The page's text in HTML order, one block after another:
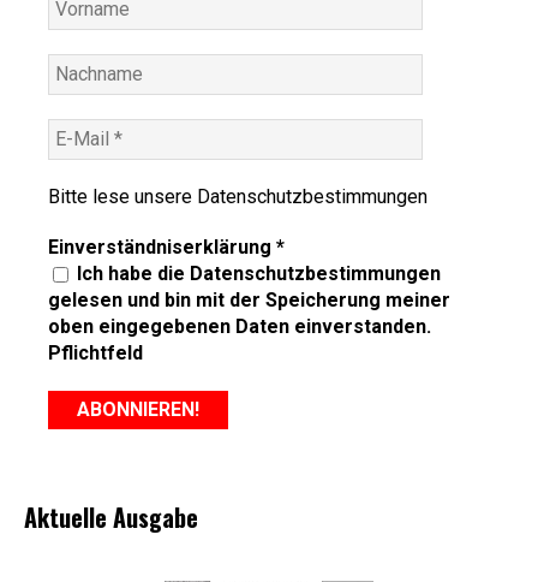
Bitte lese unsere Datenschutzbestimmungen
Einverständniserklärung *
Ich habe die Datenschutzbestimmungen
gelesen und bin mit der Speicherung meiner
oben eingegebenen Daten einverstanden.
Pflichtfeld
Aktuelle Ausgabe